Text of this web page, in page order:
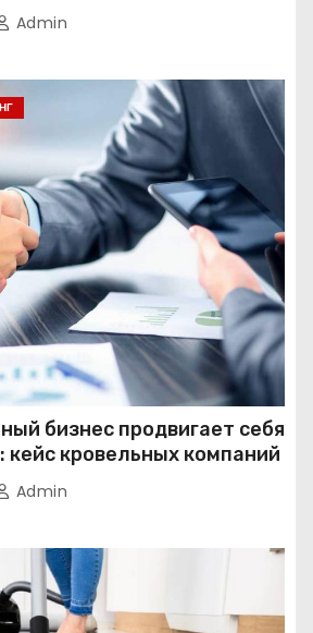
Admin
бизнес продвигает себя
кейс кровельных компаний
Admin